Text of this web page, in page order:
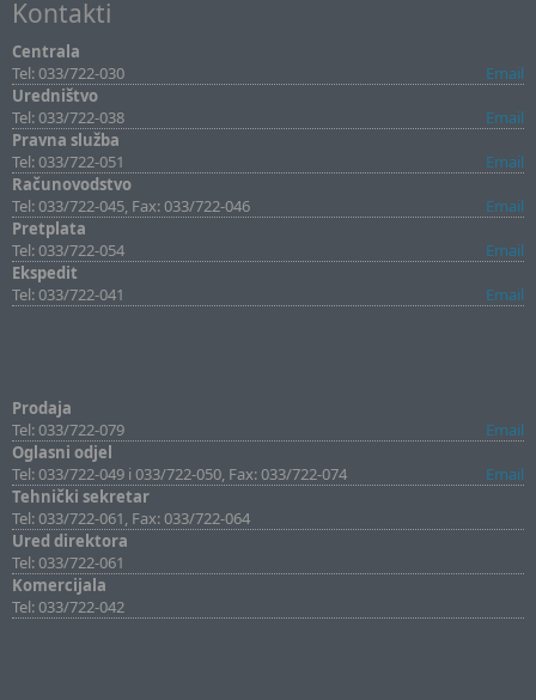
Kontakti
Centrala
Tel: 033/722-030
Email
Uredništvo
Tel: 033/722-038
Email
Pravna služba
Tel: 033/722-051
Email
Računovodstvo
Tel: 033/722-045, Fax: 033/722-046
Email
Pretplata
Tel: 033/722-054
Email
Ekspedit
Tel: 033/722-041
Email
Prodaja
Tel: 033/722-079
Email
Oglasni odjel
Tel: 033/722-049 i 033/722-050, Fax: 033/722-074
Email
Tehnički sekretar
Tel: 033/722-061, Fax: 033/722-064
Ured direktora
Tel: 033/722-061
Komercijala
Tel: 033/722-042